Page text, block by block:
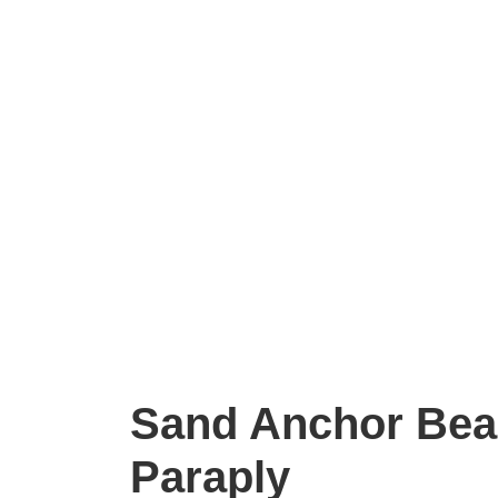
Sand Anchor
Paraply